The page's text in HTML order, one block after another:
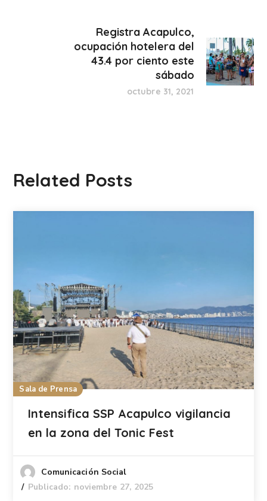
Registra Acapulco,
ocupación hotelera del
43.4 por ciento este
sábado
octubre 31, 2021
Related Posts
Sala de Prensa
Intensifica SSP Acapulco vigilancia
en la zona del Tonic Fest
Comunicación Social
Publicado: noviembre 27, 2025